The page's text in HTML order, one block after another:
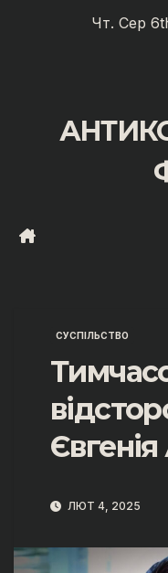
Чт. Сер
СУСПІЛЬСТВО
ЛЮТ 4, 2025